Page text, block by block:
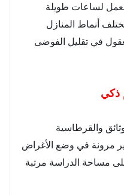
لساعات طويلة
أنماط المنازل
في تقليل الفوضى
ذكي
والقرطاسية
مرونة في وضع الأغراض
مساحة الدراسة مرتبة